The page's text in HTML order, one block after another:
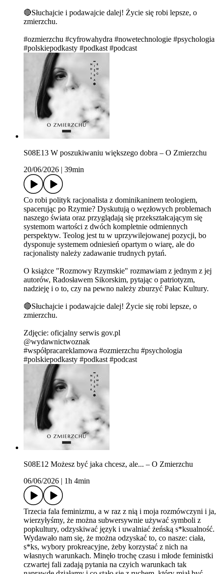
🔴Słuchajcie i podawajcie dalej! Życie się robi lepsze, o
zmierzchu.
#ozmierzchu #cyfrowahydra #nowetechnologie #psychologia
#polskiepodkasty #podkast #podcast
S08E13 W poszukiwaniu większego dobra – O Zmierzchu
20/06/2026
39min
Co robi polityk racjonalista z dominikaninem teologiem,
spacerując po Rzymie? Dyskutują o węzłowych problemach
naszego świata oraz przyglądają się przekształcającym się
systemom wartości z dwóch kompletnie odmiennych
perspektyw. Teolog jest tu w uprzywilejowanej pozycji, bo
dysponuje systemem odniesień opartym o wiarę, ale do
racjonalisty należy zadawanie trudnych pytań.
O książce "Rozmowy Rzymskie" rozmawiam z jednym z jej
autorów, Radosławem Sikorskim, pytając o patriotyzm,
nadzieję i o to, czy na pewno należy zburzyć Pałac Kultury.
🔴Słuchajcie i podawajcie dalej! Życie się robi lepsze, o
zmierzchu.
Zdjęcie: oficjalny serwis gov.pl
@wydawnictwoznak
#współpracareklamowa #ozmierzchu #psychologia
#polskiepodkasty #podkast #podcast
S08E12 Możesz być jaka chcesz, ale... – O Zmierzchu
06/06/2026
1h 4min
Trzecia fala feminizmu, a w raz z nią i moja rozmówczyni i ja,
wierzyłyśmy, że można subwersywnie używać symboli z
popkultury, odzyskiwać język i uwalniać żeńską s*ksualność.
Wydawało nam się, że można odzyskać to, co nasze: ciała,
s*ks, wybory prokreacyjne, żeby korzystać z nich na
własnych warunkach. Minęło trochę czasu i młode feministki
czwartej fali zadają pytania na czyich warunkach tak